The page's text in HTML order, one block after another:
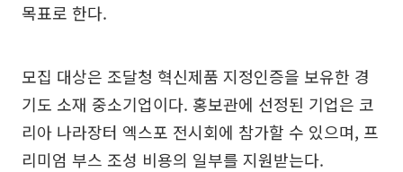
목표로 한다.
모집 대상은 조달청 혁신제품 지정인증을 보유한 경
기도 소재 중소기업이다. 홍보관에 선정된 기업은 코
리아 나라장터 엑스포 전시회에 참가할 수 있으며, 프
리미엄 부스 조성 비용의 일부를 지원받는다.